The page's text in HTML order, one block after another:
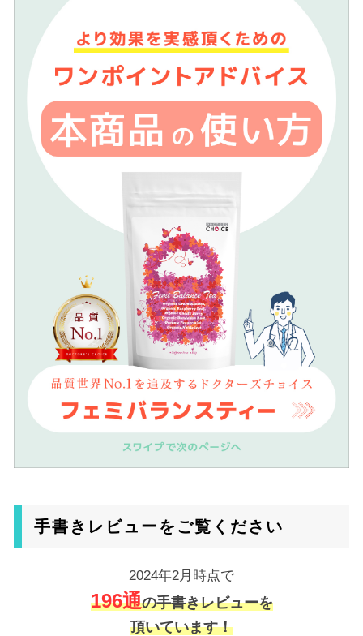
手書きレビューをご覧ください
2024年2月時点で
196通の手書きレビューを
頂いています！